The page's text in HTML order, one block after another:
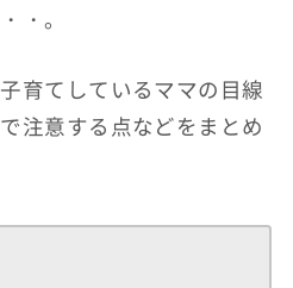
・。
育てしているママの目線
注意する点などをまとめ